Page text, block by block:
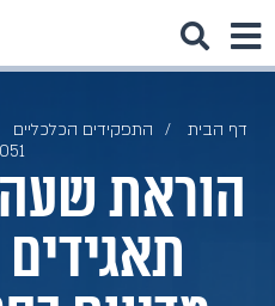
דף הבית התפקידים הכלכליים
הוראת